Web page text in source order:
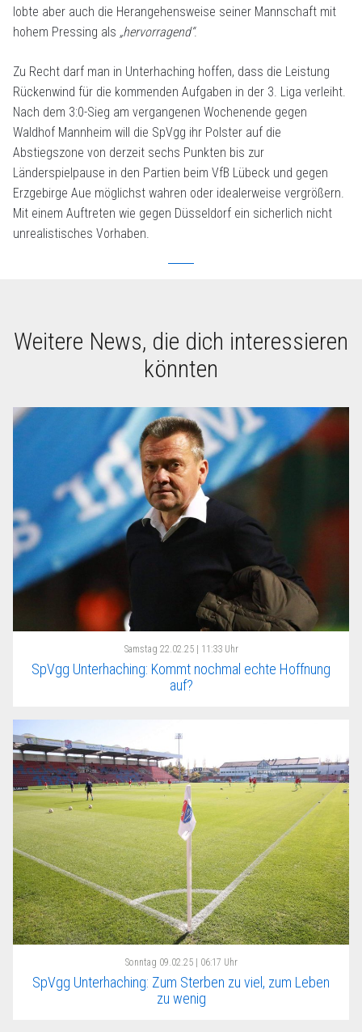
lobte aber auch die Herangehensweise seiner Mannschaft mit
hohem Pressing als „hervorragend“.
Zu Recht darf man in Unterhaching hoffen, dass die Leistung
Rückenwind für die kommenden Aufgaben in der 3. Liga verleiht.
Nach dem 3:0-Sieg am vergangenen Wochenende gegen
Waldhof Mannheim will die SpVgg ihr Polster auf die
Abstiegszone von derzeit sechs Punkten bis zur
Länderspielpause in den Partien beim VfB Lübeck und gegen
Erzgebirge Aue möglichst wahren oder idealerweise vergrößern.
Mit einem Auftreten wie gegen Düsseldorf ein sicherlich nicht
unrealistisches Vorhaben.
Weitere News, die dich interessieren
könnten
Samstag 22.02.25 | 11:33 Uhr
SpVgg Unterhaching: Kommt nochmal echte Hoffnung
auf?
Sonntag 09.02.25 | 06:17 Uhr
SpVgg Unterhaching: Zum Sterben zu viel, zum Leben
zu wenig